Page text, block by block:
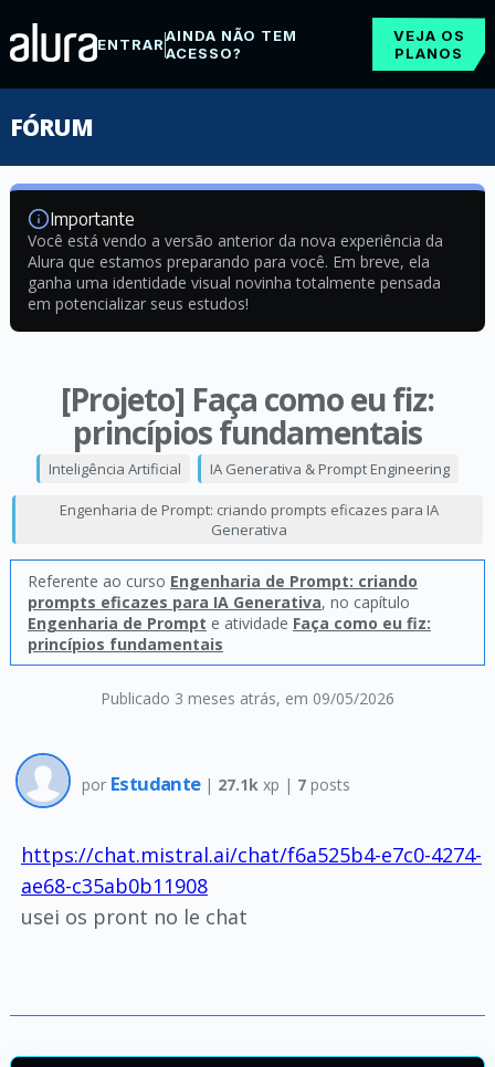
ENTRARAINDA NÃO TEM
ACESSO?
VEJA OS
PLANOS
FÓRUM
Importante
Você está vendo a versão anterior da nova experiência da
Alura que estamos preparando para você. Em breve, ela
ganha uma identidade visual novinha totalmente pensada
em potencializar seus estudos!
[Projeto] Faça como eu fiz:
princípios fundamentais
Publicado 3 meses atrás, em 09/05/2026
Inteligência Artificial IA Generativa & Prompt Engineering
Engenharia de Prompt: criando prompts eficazes para IA
Generativa
Referente ao curso Engenharia de Prompt: criando
prompts eficazes para IA Generativa, no capítulo
Engenharia de Prompt e atividade Faça como eu fiz:
princípios fundamentais
por Estudante | 27.1k xp | 7posts
https://chat.mistral.ai/chat/f6a525b4-e7c0-4274-
ae68-c35ab0b11908
usei os pront no le chat